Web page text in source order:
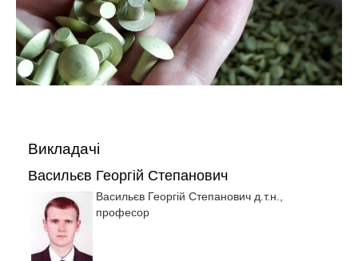
Викладачі
Васильєв Георгій Степанович
Васильєв Георгій Степанович д.т.н.,
професор